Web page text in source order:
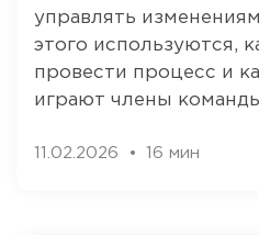
управлять
этого используются,
провести процесс и
играют члены
11.02.2026 16 мин